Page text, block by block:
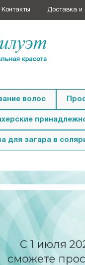
Контакты Доставка и
волос
для загара в